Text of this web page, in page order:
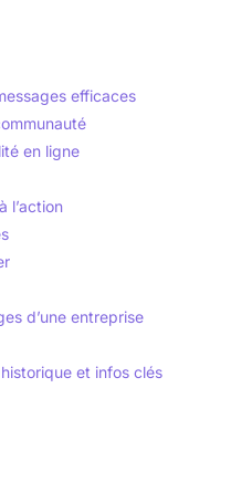
efficaces
en ligne
l’action
d’une entreprise
et infos clés